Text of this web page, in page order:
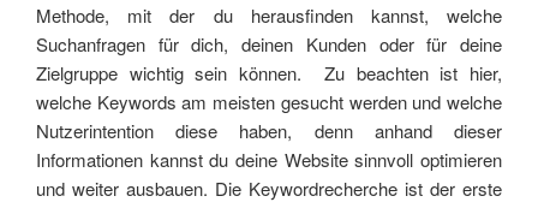
Methode, mit der du herausfinden kannst, welche
Suchanfragen für dich, deinen Kunden oder für deine
Zielgruppe wichtig sein können. Zu beachten ist hier,
welche Keywords am meisten gesucht werden und welche
Nutzerintention diese haben, denn anhand dieser
Informationen kannst du deine Website sinnvoll optimieren
und weiter ausbauen. Die Keywordrecherche ist der erste